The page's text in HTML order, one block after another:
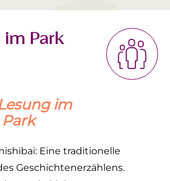
Park
im
Eine traditionelle
Geschichtenerzählens.